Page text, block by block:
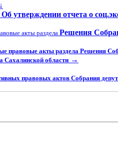
утверждении отчета о
акты раздела Решения
правовые акты раздела Решения
Сахалинской области →
правовых актов Собрания